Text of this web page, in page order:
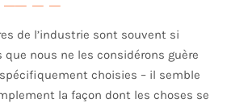
de l’industrie sont souvent si
nous ne les considérons guère
choisies – il semble
la façon dont les choses se